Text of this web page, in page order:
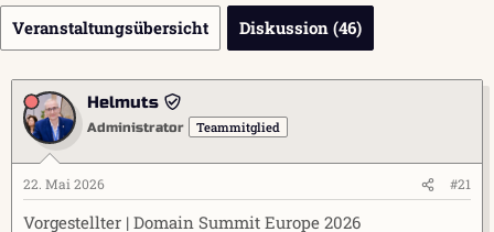
s
t
e
l
e
r
s
t
e
t
a
Veranstaltungsübersicht Diskussion (46)
Helmuts
Administrator Teammitglied
22. Mai 2026 #21
Vorgestellter | Domain Summit Europe 2026